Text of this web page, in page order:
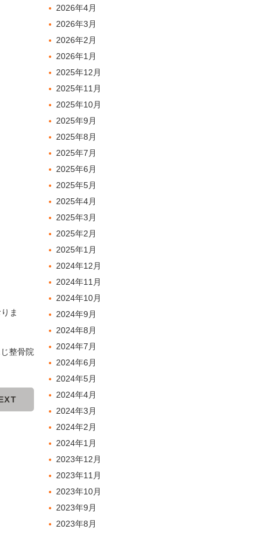
ま
整骨院
2026年4月
2026年3月
2026年2月
2026年1月
2025年12月
2025年11月
2025年10月
2025年9月
2025年8月
2025年7月
2025年6月
2025年5月
2025年4月
2025年3月
2025年2月
2025年1月
2024年12月
2024年11月
2024年10月
2024年9月
2024年8月
2024年7月
2024年6月
2024年5月
2024年4月
2024年3月
2024年2月
2024年1月
2023年12月
2023年11月
2023年10月
2023年9月
2023年8月